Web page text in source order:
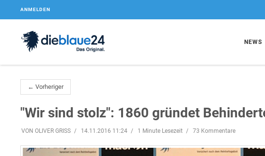
ANMELDEN
NEWS
← Vorheriger
"Wir sind stolz": 1860 gründet
VON OLIVER GRISS 14.11.2016 11:24 1 Minute Lesezeit 73 Kommentare